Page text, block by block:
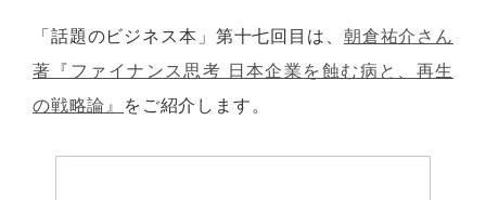
「話題のビジネス本」第十七回目は、 朝倉祐介さん
著『ファイナンス思考 日本企業を蝕む病と、再生
の戦略論』
をご紹介します。